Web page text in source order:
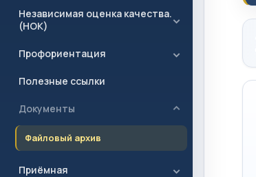
Независимая оценка качества.
(НОК)
Профориентация
Полезные ссылки
Документы
Файловый архив
Приёмная